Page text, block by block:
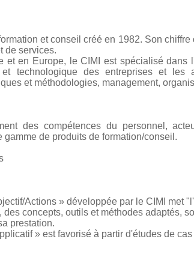
et conseil créé en 1982. Son
de services.
et en Europe, le CIMI est spécialisé dans
et technologique des entreprises et les
et méthodologies, management,
des compétences du personnel,
gamme de produits de formation/conseil.
Actions » développée par le CIMI met
concepts, outils et méthodes adaptés,
prestation.
» est favorisé à partir d'études de